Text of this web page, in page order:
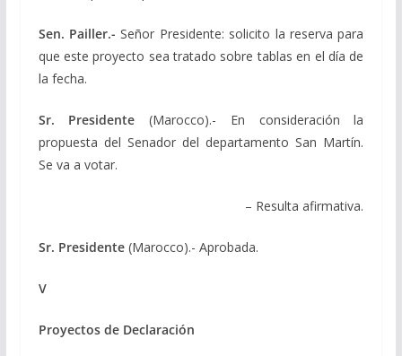
Sen. Pailler.- Señor Presidente: solicito la reserva para
que este proyecto sea tratado sobre tablas en el día de
la fecha.
Sr. Presidente (Marocco).- En consideración la
propuesta del Senador del departamento San Martín.
Se va a votar.
– Resulta afirmativa.
Sr. Presidente(Marocco).- Aprobada.
V
Proyectos de Declaración